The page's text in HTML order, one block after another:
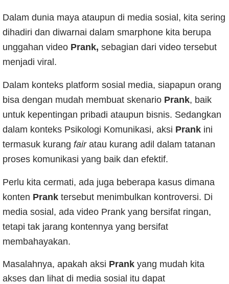
Dalam dunia maya ataupun di media sosial, kita sering
dihadiri dan diwarnai dalam smarphone kita berupa
unggahan video Prank, sebagian dari video tersebut
menjadi viral.
Dalam konteks platform sosial media, siapapun orang
bisa dengan mudah membuat skenario Prank, baik
untuk kepentingan pribadi ataupun bisnis. Sedangkan
dalam konteks Psikologi Komunikasi, aksi Prank ini
termasuk kurang fair atau kurang adil dalam tatanan
proses komunikasi yang baik dan efektif.
Perlu kita cermati, ada juga beberapa kasus dimana
konten Prank tersebut menimbulkan kontroversi. Di
media sosial, ada video Prank yang bersifat ringan,
tetapi tak jarang kontennya yang bersifat
membahayakan.
Masalahnya, apakah aksi Prank yang mudah kita
akses dan lihat di media sosial itu dapat